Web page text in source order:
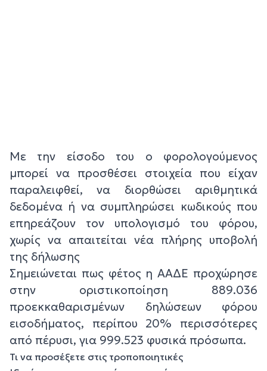
Με την είσοδο του ο φορολογούμενος
μπορεί να προσθέσει στοιχεία που είχαν
παραλειφθεί, να διορθώσει αριθμητικά
δεδομένα ή να συμπληρώσει κωδικούς που
επηρεάζουν τον υπολογισμό του φόρου,
χωρίς να απαιτείται νέα πλήρης υποβολή
της δήλωσης
Σημειώνεται πως φέτος η ΑΑΔΕ προχώρησε
στην οριστικοποίηση 889.036
προεκκαθαρισμένων δηλώσεων φόρου
εισοδήματος, περίπου 20% περισσότερες
από πέρυσι, για 999.523 φυσικά πρόσωπα.
Τι να προσέξετε στις τροποποιητικές